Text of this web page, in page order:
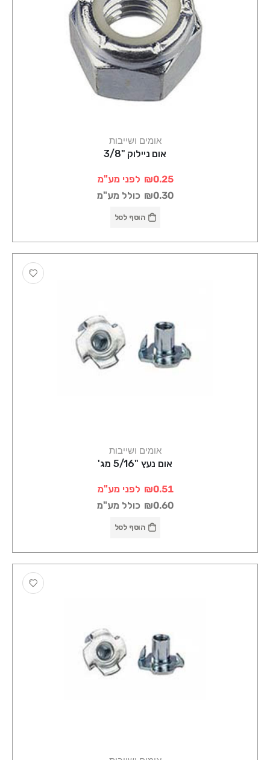
אומים ושייבות
אום ניילוק "3/8
₪0.25 לפני מע"מ
₪0.30 כולל מע"מ
הוסף לסל
אומים ושייבות
אום נעץ "5/16 מג'
₪0.51 לפני מע"מ
₪0.60 כולל מע"מ
הוסף לסל